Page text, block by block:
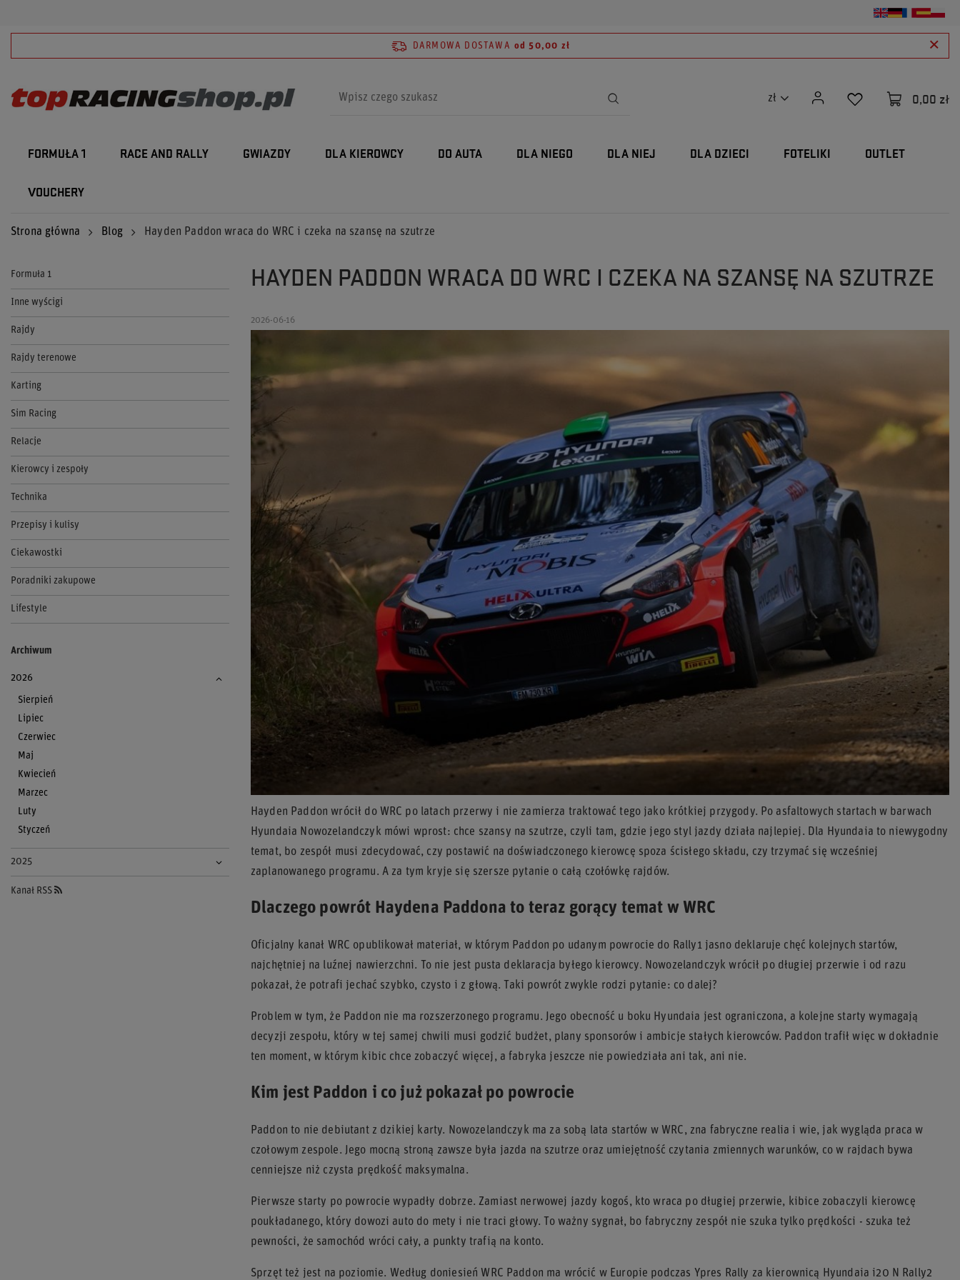
DARMOWA DOSTAWA od 50,00 zł
zł 0,00 zł
FORMUŁA 1 RACE AND RALLY GWIAZDY DLA KIEROWCY DO AUTA DLA NIEGO DLA NIEJ DLA DZIECI FOTELIKI OUTLET
VOUCHERY
Strona główna Blog Hayden Paddon wraca do WRC i czeka na szansę na szutrze
Formuła 1
Inne wyścigi
Rajdy
Rajdy terenowe
Karting
Sim Racing
Relacje
Kierowcy i zespoły
Technika
Przepisy i kulisy
Ciekawostki
Poradniki zakupowe
Lifestyle
Archiwum
2026
Sierpień
Lipiec
Czerwiec
Maj
Kwiecień
Marzec
Luty
Styczeń
2025
Kanał RSS
HAYDEN PADDON WRACA DO WRC I CZEKA NA SZANSĘ NA SZUTRZE
2026-06-16
Hayden Paddon wrócił do WRC po latach przerwy i nie zamierza traktować tego jako krótkiej przygody. Po asfaltowych startach w barwach
Hyundaia Nowozelandczyk mówi wprost: chce szansy na szutrze, czyli tam, gdzie jego styl jazdy działa najlepiej. Dla Hyundaia to niewygodny
temat, bo zespół musi zdecydować, czy postawić na doświadczonego kierowcę spoza ścisłego składu, czy trzymać się wcześniej
zaplanowanego programu. A za tym kryje się szersze pytanie o całą czołówkę rajdów.
Dlaczego powrót Haydena Paddona to teraz gorący temat w WRC
Oficjalny kanał WRC opublikował materiał, w którym Paddon po udanym powrocie do Rally1 jasno deklaruje chęć kolejnych startów,
najchętniej na luźnej nawierzchni. To nie jest pusta deklaracja byłego kierowcy. Nowozelandczyk wrócił po długiej przerwie i od razu
pokazał, że potrafi jechać szybko, czysto i z głową. Taki powrót zwykle rodzi pytanie: co dalej?
Problem w tym, że Paddon nie ma rozszerzonego programu. Jego obecność u boku Hyundaia jest ograniczona, a kolejne starty wymagają
decyzji zespołu, który w tej samej chwili musi godzić budżet, plany sponsorów i ambicje stałych kierowców. Paddon trafił więc w dokładnie
ten moment, w którym kibic chce zobaczyć więcej, a fabryka jeszcze nie powiedziała ani tak, ani nie.
Kim jest Paddon i co już pokazał po powrocie
Paddon to nie debiutant z dzikiej karty. Nowozelandczyk ma za sobą lata startów w WRC, zna fabryczne realia i wie, jak wygląda praca w
czołowym zespole. Jego mocną stroną zawsze była jazda na szutrze oraz umiejętność czytania zmiennych warunków, co w rajdach bywa
cenniejsze niż czysta prędkość maksymalna.
Pierwsze starty po powrocie wypadły dobrze. Zamiast nerwowej jazdy kogoś, kto wraca po długiej przerwie, kibice zobaczyli kierowcę
poukładanego, który dowozi auto do mety i nie traci głowy. To ważny sygnał, bo fabryczny zespół nie szuka tylko prędkości - szuka też
pewności, że samochód wróci cały, a punkty trafią na konto.
Sprzęt też jest na poziomie. Według doniesień WRC Paddon ma wrócić w Europie podczas Ypres Rally za kierownicą Hyundaia i20 N Rally2